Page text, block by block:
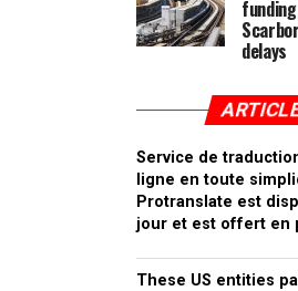
delays
Service de
ligne en toute
Protranslate est
jour et est offert en
These US entities